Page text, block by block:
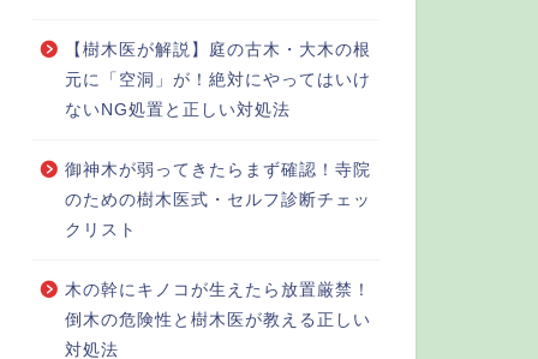
【樹木医が解説】庭の古木・大木の根
元に「空洞」が！絶対にやってはいけ
ないNG処置と正しい対処法
御神木が弱ってきたらまず確認！寺院
のための樹木医式・セルフ診断チェッ
クリスト
木の幹にキノコが生えたら放置厳禁！
倒木の危険性と樹木医が教える正しい
対処法